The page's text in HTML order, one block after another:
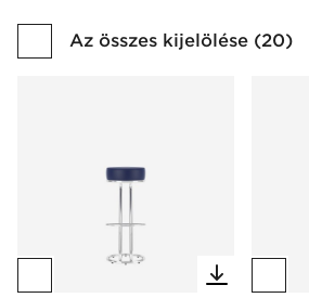
Az összes kijelölése (20)